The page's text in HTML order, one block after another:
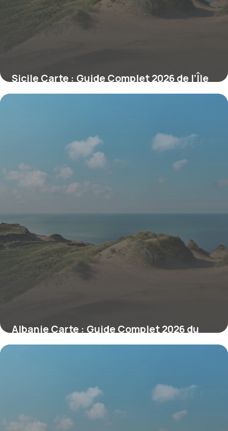
Sicile Carte : Guide Complet 2026 de l’Île
27 juin 2026
Albanie Carte : Guide Complet 2026 du
Pays